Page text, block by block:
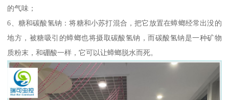
的气味；
6、糖和碳酸氢钠：将糖和小苏打混合，把它放置在蟑螂经常出没的
地方，被糖吸引的蟑螂也将摄取碳酸氢钠，而碳酸氢钠是一种矿物
质粉末，和硼酸一样，它可以让蟑螂脱水而死。